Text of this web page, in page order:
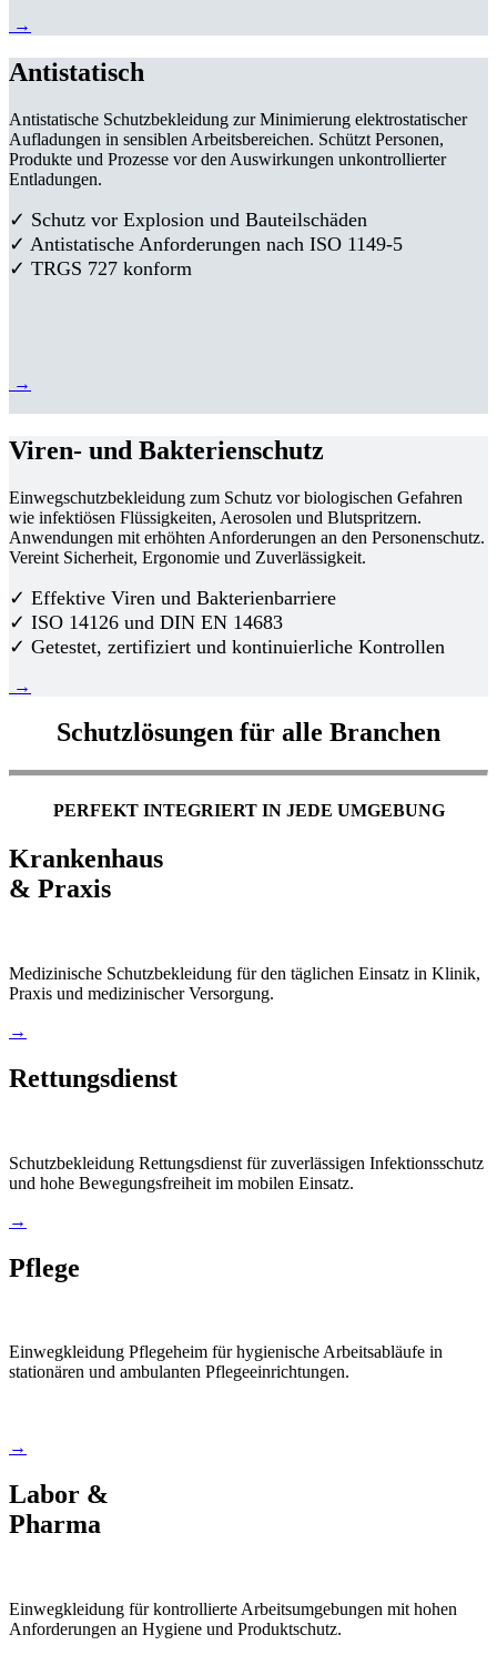
→
Antistatisch
Antistatische Schutzbekleidung zur Minimierung elektrostatischer
Aufladungen in sensiblen Arbeitsbereichen. Schützt Personen,
Produkte und Prozesse vor den Auswirkungen unkontrollierter
Entladungen.
✓ Schutz vor Explosion und Bauteilschäden
✓ Antistatische Anforderungen nach ISO 1149-5
✓ TRGS 727 konform
→
Viren- und Bakterienschutz
Einwegschutzbekleidung zum Schutz vor biologischen Gefahren
wie infektiösen Flüssigkeiten, Aerosolen und Blutspritzern.
Anwendungen mit erhöhten Anforderungen an den Personenschutz.
Vereint Sicherheit, Ergonomie und Zuverlässigkeit.
✓ Effektive Viren und Bakterienbarriere
✓ ISO 14126 und DIN EN 14683
✓ Getestet, zertifiziert und kontinuierliche Kontrollen
→
Schutzlösungen für alle Branchen
PERFEKT INTEGRIERT IN JEDE UMGEBUNG
Krankenhaus
& Praxis
Medizinische Schutzbekleidung für den täglichen Einsatz in Klinik,
Praxis und medizinischer Versorgung.
→
Rettungsdienst
Schutzbekleidung Rettungsdienst für zuverlässigen Infektionsschutz
und hohe Bewegungsfreiheit im mobilen Einsatz.
→
Pflege
Einwegkleidung Pflegeheim für hygienische Arbeitsabläufe in
stationären und ambulanten Pflegeeinrichtungen.
→
Labor &
Pharma
Einwegkleidung für kontrollierte Arbeitsumgebungen mit hohen
Anforderungen an Hygiene und Produktschutz.